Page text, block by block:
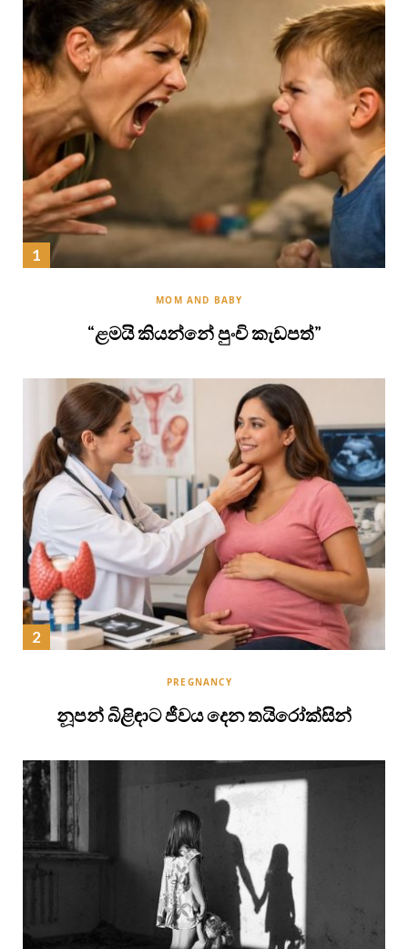
MOM AND BABY
“ළමයි කියන්නේ පුංචි කැඩපත්”
PREGNANCY
නූපන් බිළිඳාට ජීවය දෙන තයිරෝක්සින්